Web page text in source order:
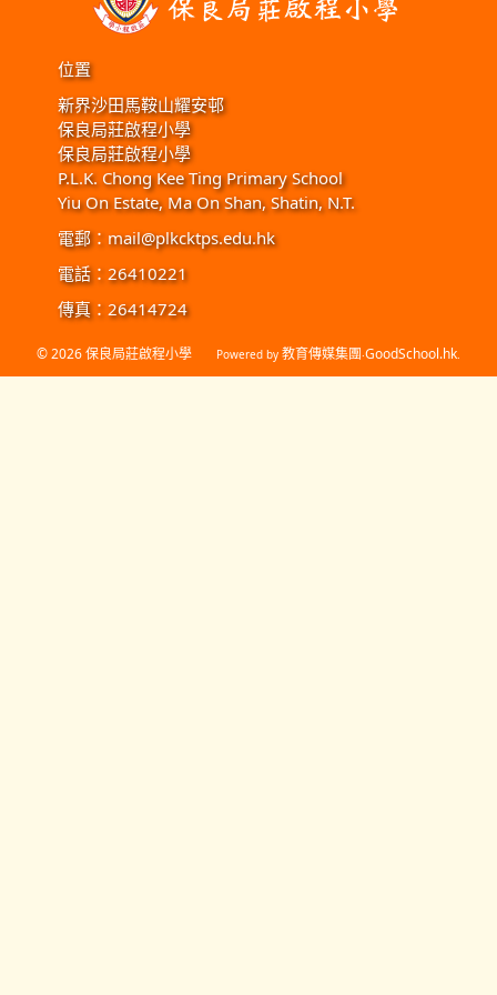
位置
新界沙田馬鞍山耀安邨
保良局莊啟程小學
保良局莊啟程小學
P.L.K. Chong Kee Ting Primary School
Yiu On Estate, Ma On Shan, Shatin, N.T.
電郵： mail@plkcktps.edu.hk
電話：26410221
傳真：26414724
© 2026保良局莊啟程小學 Powered by 教育傳媒集團‧GoodSchool.hk.